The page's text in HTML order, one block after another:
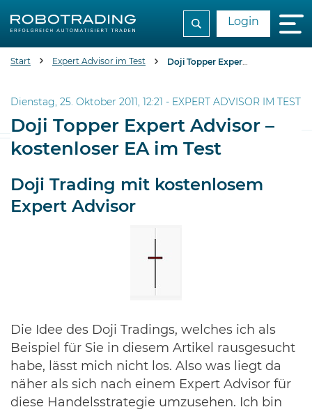
Login
Start Expert Advisor im Test Doji Topper Expert Advisor - kostenloser EA im Test
Dienstag, 25. Oktober 2011, 12:21 - EXPERT ADVISOR IM TEST
Doji Topper Expert Advisor –
kostenloser EA im Test
Doji Trading mit kostenlosem
Expert Advisor
Die Idee des Doji Tradings, welches ich als
Beispiel für Sie in diesem Artikel rausgesucht
habe, lässt mich nicht los. Also was liegt da
näher als sich nach einem Expert Advisor für
diese Handelsstrategie umzusehen. Ich bin